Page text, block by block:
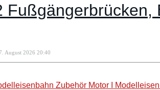
Fußgängerbrücken,
August 2026 20:40